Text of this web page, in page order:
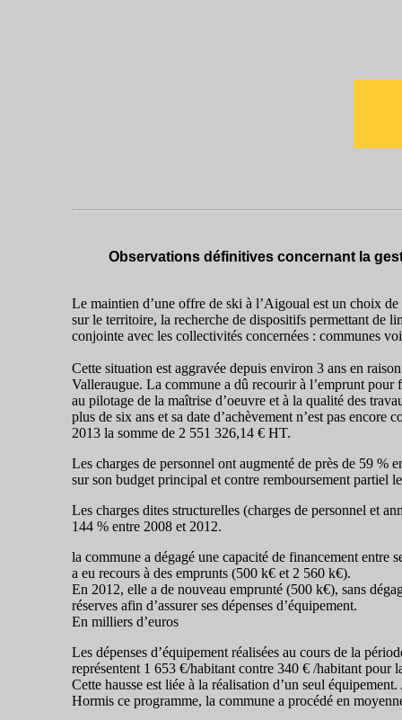
Observations définitives concernant la
Le maintien d’une offre de ski à l’Aigoual est un choix
sur le territoire, la recherche de dispositifs permettant de
conjointe avec les collectivités concernées : communes
Cette situation est aggravée depuis environ 3 ans en
Valleraugue. La commune a dû recourir à l’emprunt
au pilotage de la maîtrise d’oeuvre et à la qualité des
plus de six ans et sa date d’achèvement n’est pas
2013 la somme de 2 551 326,14 € HT.
Les charges de personnel ont augmenté de près de 59
sur son budget principal et contre remboursement partiel
Les charges dites structurelles (charges de personnel et
144 % entre 2008 et 2012.
la commune a dégagé une capacité de financement entre
a eu recours à des emprunts (500 k€ et 2 560 k€).
En 2012, elle a de nouveau emprunté (500 k€), sans
réserves afin d’assurer ses dépenses d’équipement.
En milliers d’euros
Les dépenses d’équipement réalisées au cours de la
représentent 1 653 €/habitant contre 340 € /habitant pour
Cette hausse est liée à la réalisation d’un seul
Hormis ce programme, la commune a procédé en